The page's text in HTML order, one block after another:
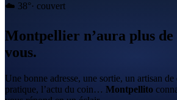
☁️ 38°· couvert
Montpellier n’aura plus de
vous.
Une bonne adresse, une sortie, un artisan
pratique, l’actu du coin… Montpellito